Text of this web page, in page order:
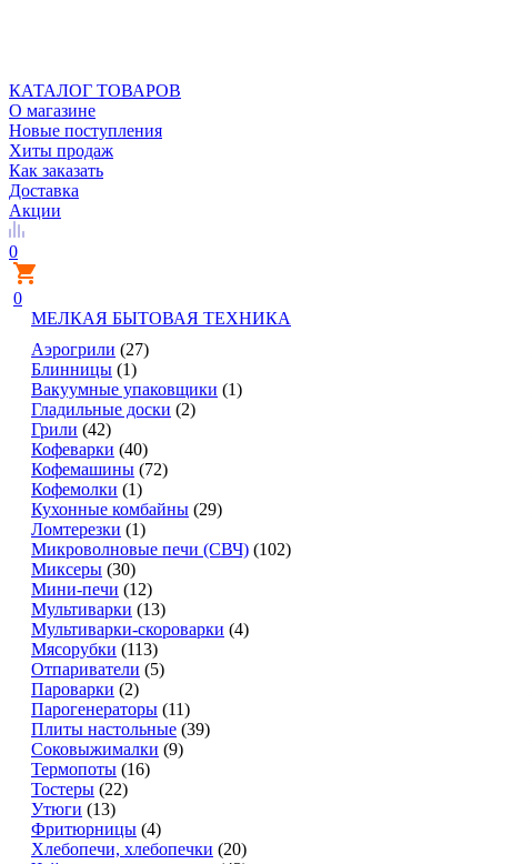
КАТАЛОГ ТОВАРОВ
О магазине
Новые поступления
Хиты продаж
Как заказать
Доставка
Акции
0
0
МЕЛКАЯ БЫТОВАЯ ТЕХНИКА
Аэрогрили (27)
Блинницы (1)
Вакуумные упаковщики (1)
Гладильные доски (2)
Грили (42)
Кофеварки (40)
Кофемашины (72)
Кофемолки (1)
Кухонные комбайны (29)
Ломтерезки (1)
Микроволновые печи (СВЧ) (102)
Миксеры (30)
Мини-печи (12)
Мультиварки (13)
Мультиварки-скороварки (4)
Мясорубки (113)
Отпариватели (5)
Пароварки (2)
Парогенераторы (11)
Плиты настольные (39)
Соковыжималки (9)
Термопоты (16)
Тостеры (22)
Утюги (13)
Фритюрницы (4)
Хлебопечи, хлебопечки (20)